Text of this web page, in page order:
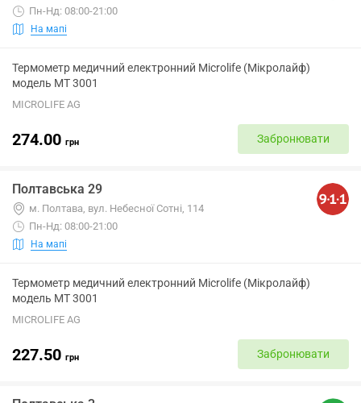
Пн-Нд: 08:00-21:00
На мапі
Термометр медичний електронний Microlife (Мікролайф)
модель МТ 3001
MICROLIFE AG
274.00 грн Забронювати
Полтавська 29
м. Полтава, вул. Небесної Сотні, 114
Пн-Нд: 08:00-21:00
На мапі
Термометр медичний електронний Microlife (Мікролайф)
модель МТ 3001
MICROLIFE AG
227.50 грн Забронювати